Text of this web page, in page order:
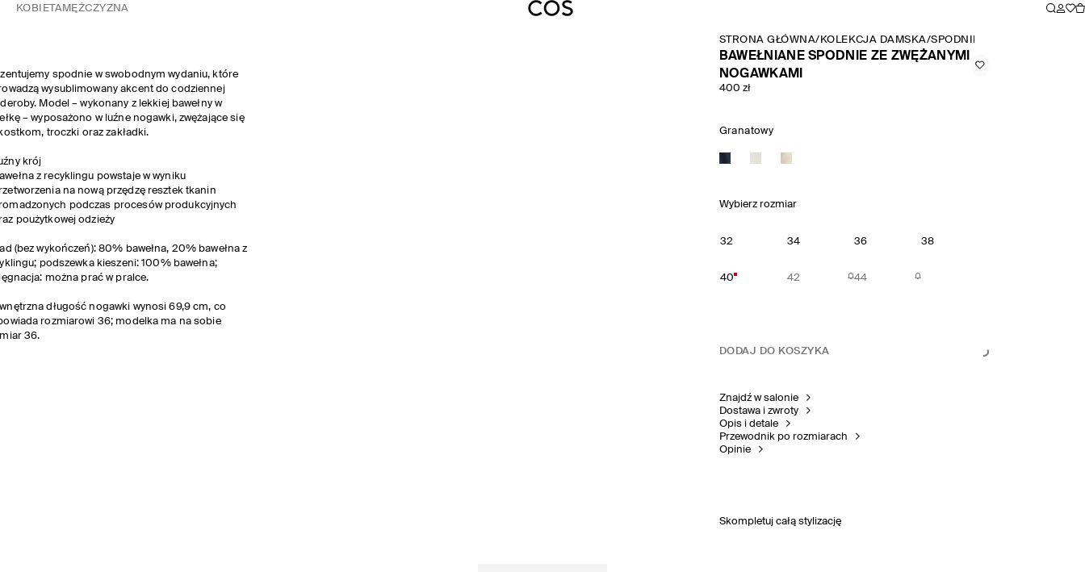
KOBIETA MĘŻCZYZNA
spodnie w swobodnym wydaniu, które
wysublimowany akcent do codziennej
Model – wykonany z lekkiej bawełny w
– wyposażono w luźne nogawki, zwężające się
troczki oraz zakładki.
krój
z recyklingu powstaje w wyniku
na nową przędzę resztek tkanin
podczas procesów produkcyjnych
poużytkowej odzieży
(bez wykończeń): 80% bawełna, 20% bawełna z
podszewka kieszeni: 100% bawełna;
można prać w pralce.
długość nogawki wynosi 69,9 cm, co
rozmiarowi 36; modelka ma na sobie
36.
STRONA GŁÓWNA/ KOLEKCJA DAMSKA/SPODNIE
BAWEŁNIANE SPODNIE ZE ZWĘŻANYMI
NOGAWKAMI
400 zł
Granatowy
Wybierz rozmiar
32 34 36 38
40 42 44
DODAJ DO KOSZYKA
Znajdź w salonie
Dostawa i zwroty
Opis i detale
Przewodnik po rozmiarach
Opinie
Skompletuj całą stylizację